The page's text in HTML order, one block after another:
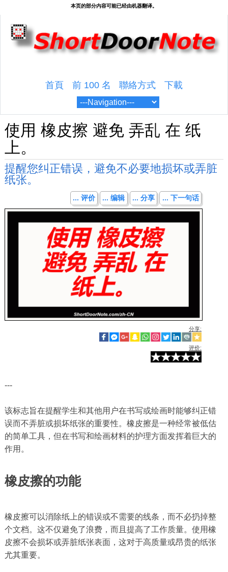
首頁 前 100 名 聯絡方式 下載
使用 橡皮擦 避免 弄乱 在 纸
上。
提醒您纠正错误，避免不必要地损坏或弄脏
纸张。
... 评价 ... 编辑 ... 分享 ... 下一句话
分享:
评价:
---
该标志旨在提醒学生和其他用户在书写或绘画时能够纠正错
误而不弄脏或损坏纸张的重要性。橡皮擦是一种经常被低估
的简单工具，但在书写和绘画材料的护理方面发挥着巨大的
作用。
橡皮擦的功能
橡皮擦可以消除纸上的错误或不需要的线条，而不必扔掉整
个文档。这不仅避免了浪费，而且提高了工作质量。使用橡
皮擦不会损坏或弄脏纸张表面，这对于高质量或昂贵的纸张
尤其重要。